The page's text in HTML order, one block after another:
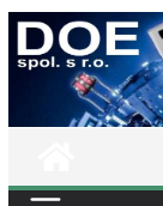
Přeskočit
na